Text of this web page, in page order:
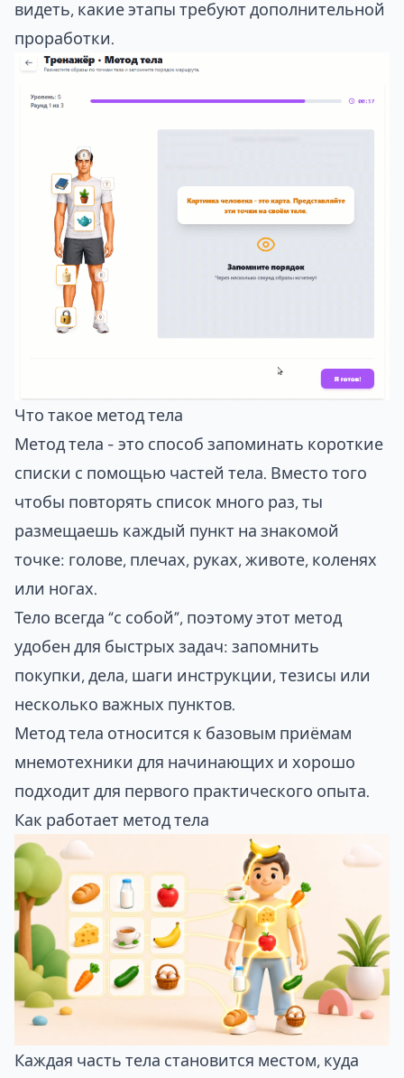
видеть, какие этапы требуют дополнительной
проработки.
Что такое метод тела
Метод тела - это способ запоминать короткие
списки с помощью частей тела. Вместо того
чтобы повторять список много раз, ты
размещаешь каждый пункт на знакомой
точке: голове, плечах, руках, животе, коленях
или ногах.
Тело всегда “с собой”, поэтому этот метод
удобен для быстрых задач: запомнить
покупки, дела, шаги инструкции, тезисы или
несколько важных пунктов.
Метод тела относится к базовым приёмам
мнемотехники для начинающих и хорошо
подходит для первого практического опыта.
Как работает метод тела
Каждая часть тела становится местом, куда